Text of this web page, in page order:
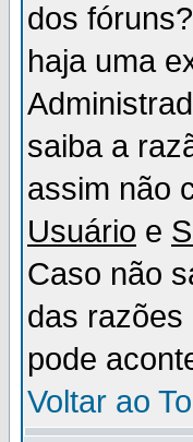
dos
haja uma
saiba a
assim não
Usuário e
Caso não
das razões
pode
Voltar ao